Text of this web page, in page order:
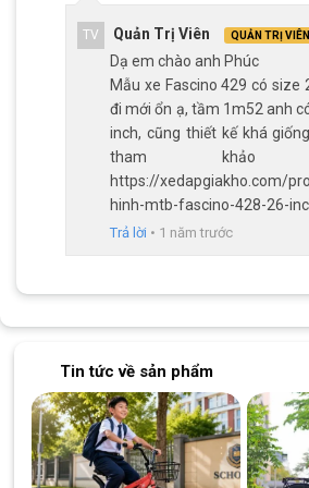
cho phép người lái dễ dàng thao tác
cả đường khô hay ẩm ướt. Độ nhạy
lực hãm tốt và bền bỉ. Một dòng xe phù
đầu hoặc không có quá nhiều kinh
TV Quản Trị Viên QUẢN TRỊ VIÊN
Dạ em chào anh Phúc
Mẫu xe Fascino 429 có size
đi mới ổn ạ, tầm 1m52 anh
inch, cũng thiết kế khá
tham
https://xedapgiakho.com/
hinh-mtb-fascino-428-26-
Trả lời • 1 năm trước
Tin tức về sản phẩm